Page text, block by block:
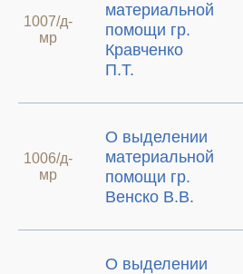
1007/д-
мр
материальной
помощи гр.
Кравченко
П.Т.
1006/д-
мр
О выделении
материальной
помощи гр.
Венско В.В.
О выделении